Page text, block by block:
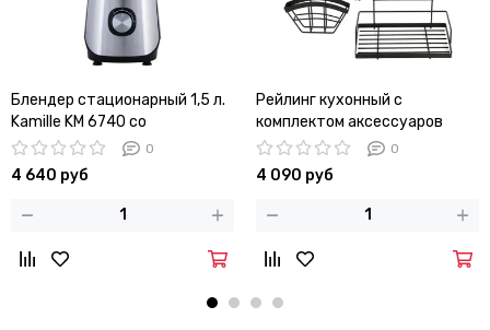
Блендер стационарный 1,5 л.
Kamille KM 6740 со
стеклянной чашей0
4 640 руб
Рейлинг кухонный с
комплектом аксессуаров
Kamille KM 8862
0
4 090 руб